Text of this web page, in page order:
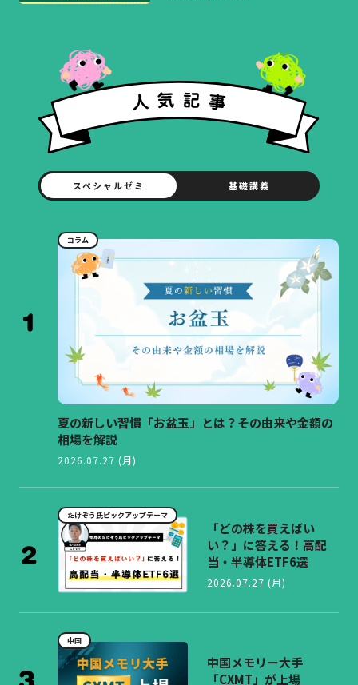
スペシャルゼミ 基礎講義
コラム
夏の新しい習慣「お盆玉」とは？その由来や金額の
相場を解説
2026.07.27 (月)
たけぞう氏ピックアップテーマ
「どの株を買えばい
い？」に答える！高配
当・半導体ETF6選
2026.07.27 (月)
中国
中国メモリー大手
「CXMT」が上場